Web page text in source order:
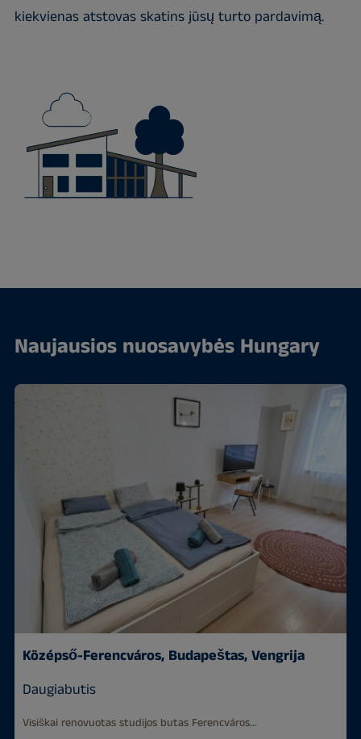
kiekvienas atstovas skatins jūsų turto pardavimą.
Naujausios nuosavybės Hungary
Középső-Ferencváros, Budapeštas, Vengrija
Daugiabutis
Visiškai renovuotas studijos butas Ferencváros...